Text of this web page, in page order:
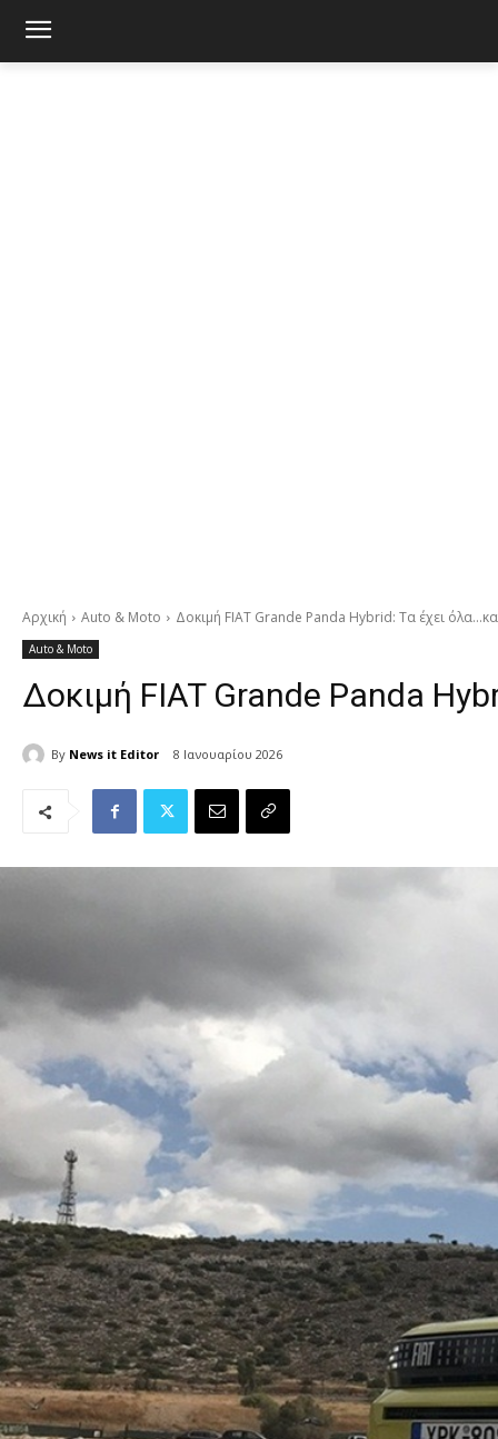
Αρχική Auto & Moto Δοκιμή FIAT Grande Panda Hybrid: Τα έχει
Auto & Moto
Δοκιμή FIAT Grande Panda
By News it Editor 8 Ιανουαρίου 2026